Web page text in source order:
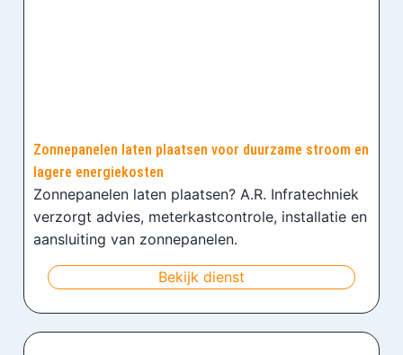
Zonnepanelen laten plaatsen voor duurzame stroom en
lagere energiekosten
Zonnepanelen laten plaatsen? A.R. Infratechniek
verzorgt advies, meterkastcontrole, installatie en
aansluiting van zonnepanelen.
Bekijk dienst